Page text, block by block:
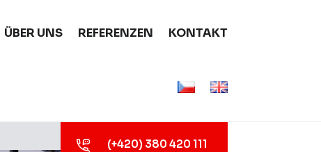
ÜBER UNS REFERENZEN KONTAKT
(+420) 380 420 111